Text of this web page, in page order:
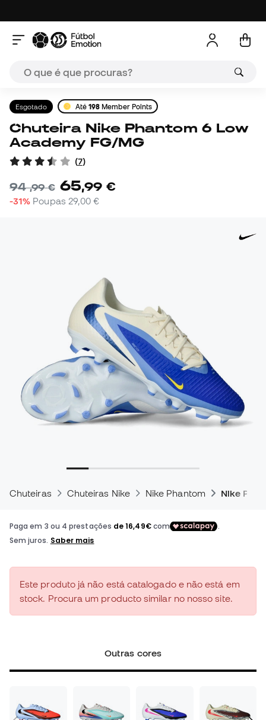
Esgotado Até 198 Member Points
Chuteira Nike Phantom 6 Low
Academy FG/MG
(7)
94,99 € 65,99 €
-31% Poupas 29,00 €
Chuteiras Chuteiras Nike Nike Phantom Nike
Este produto já não está catalogado e não está em
stock. Procura um producto similar no nosso site.
Outras cores